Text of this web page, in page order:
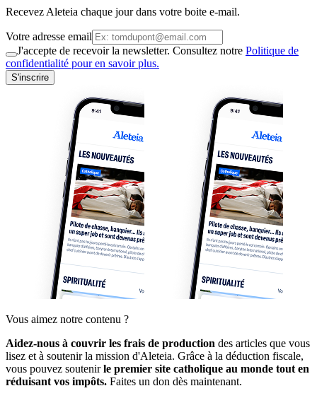
Recevez Aleteia chaque jour dans votre boite e-mail.
Votre adresse email
J'accepte de recevoir la newsletter. Consultez notre Politique de
confidentialité pour en savoir plus.
S'inscrire
Vous aimez notre contenu ?
Aidez-nous à couvrir les frais de production des articles que vous
lisez et à soutenir la mission d'Aleteia. Grâce à la déduction fiscale,
vous pouvez soutenirle premier site catholique au monde tout en
réduisant vos impôts. Faites un don dès maintenant.